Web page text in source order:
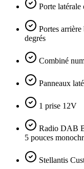
Porte latérale
Portes
degrés
Combiné
Panneaux
1 prise 12V
Radio DAB
5 pouces
Stellantis